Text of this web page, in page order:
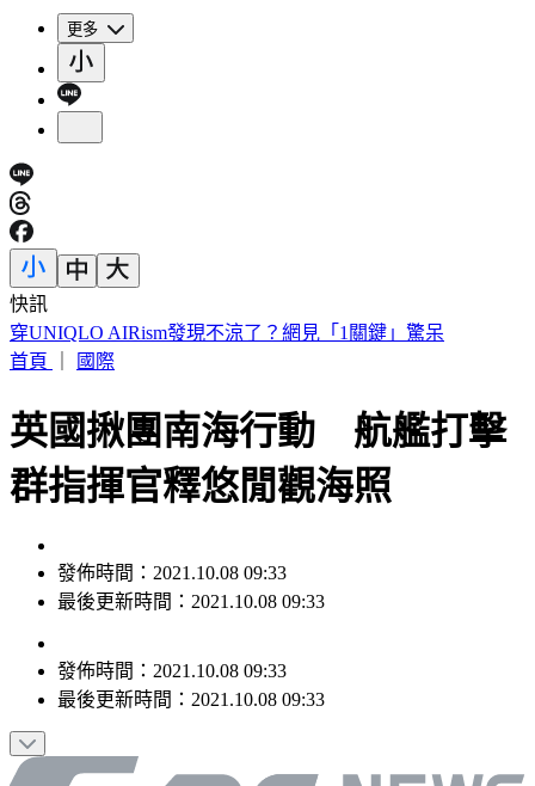
更多
快訊
車禍後頭痛數月找嘸病因！吃止痛藥也沒用 醫揪這部位出問
題
英國揪團南海行動 航艦打擊
群指揮官釋悠閒觀海照
發佈時間：2021.10.08 09:33
發佈時間：2021.10.08 09:33